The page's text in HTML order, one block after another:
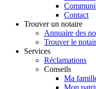
Contact
Trouver un notaire
Annuaire des
Trouver le
Services
Réclamations
Conseils
Ma
Mon